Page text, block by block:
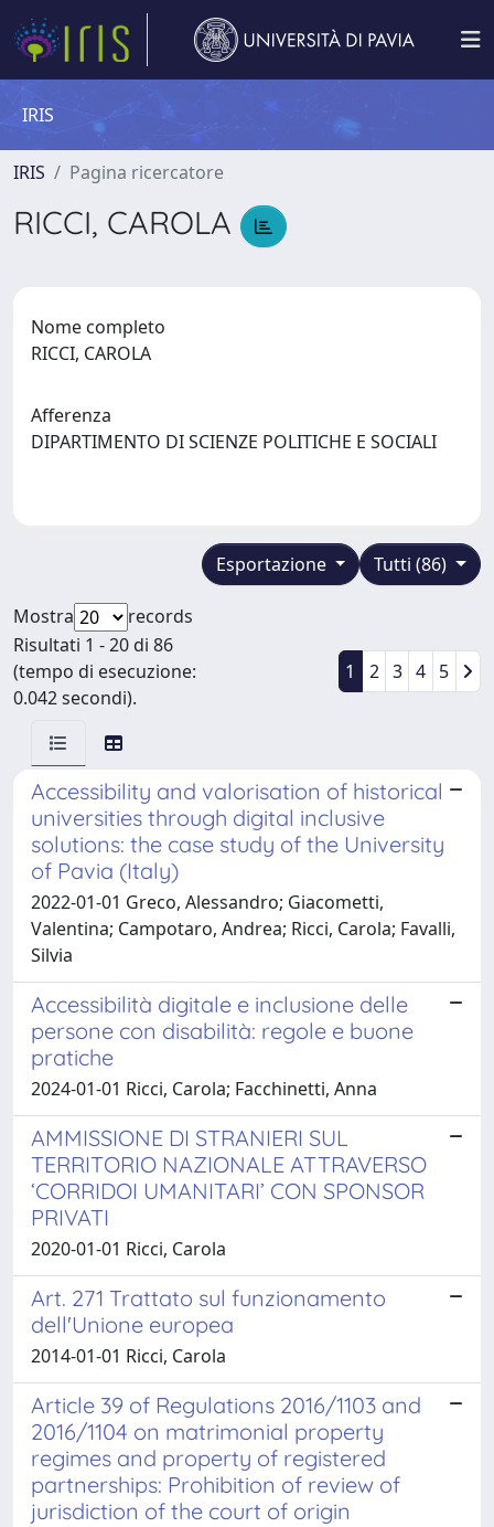
IRIS
IRIS Pagina ricercatore
RICCI, CAROLA
Nome completo
RICCI, CAROLA
Afferenza
DIPARTIMENTO DI SCIENZE POLITICHE E SOCIALI
Tutti (86)
Esportazione
Mostra
records
Risultati 1 - 20 di 86
(tempo di esecuzione:
0.042 secondi).
1 2 3 4 5
Accessibility and valorisation of historical
universities through digital inclusive
solutions: the case study of the University
of Pavia (Italy)
2022-01-01 Greco, Alessandro; Giacometti,
Valentina; Campotaro, Andrea; Ricci, Carola; Favalli,
Silvia
Accessibilità digitale e inclusione delle
persone con disabilità: regole e buone
pratiche
2024-01-01 Ricci, Carola; Facchinetti, Anna
AMMISSIONE DI STRANIERI SUL
TERRITORIO NAZIONALE ATTRAVERSO
‘CORRIDOI UMANITARI’ CON SPONSOR
PRIVATI
2020-01-01 Ricci, Carola
Art. 271 Trattato sul funzionamento
dell'Unione europea
2014-01-01 Ricci, Carola
Article 39 of Regulations 2016/1103 and
2016/1104 on matrimonial property
regimes and property of registered
partnerships: Prohibition of review of
jurisdiction of the court of origin